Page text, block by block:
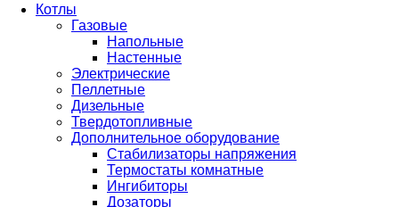
Котлы
Газовые
Напольные
Настенные
Электрические
Пеллетные
Дизельные
Твердотопливные
Дополнительное оборудование
Стабилизаторы напряжения
Термостаты комнатные
Ингибиторы
Дозаторы